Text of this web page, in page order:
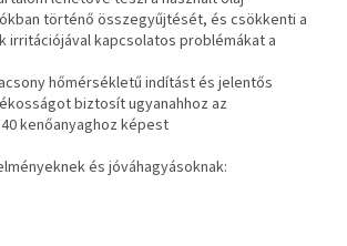
történő összegyűjtését, és csökkenti a
irritációjával kapcsolatos problémákat a
hőmérsékletű indítást és jelentős
biztosít ugyanahhoz az
kenőanyaghoz képest
és jóváhagyásoknak: